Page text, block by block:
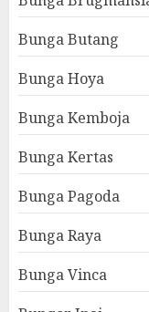
Bunga Butang
Bunga Hoya
Bunga Kemboja
Bunga Kertas
Bunga Pagoda
Bunga Raya
Bunga Vinca